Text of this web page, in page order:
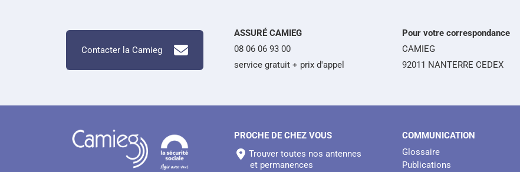
Contacter la Camieg
ASSURÉ CAMIEG
08 06 06 93 00
service gratuit + prix d'appel
Pour votre correspondance
CAMIEG
92011 NANTERRE CEDEX
PROCHE DE CHEZ VOUS
Trouver toutes nos antennes
et permanences
COMMUNICATION
Glossaire
Publications